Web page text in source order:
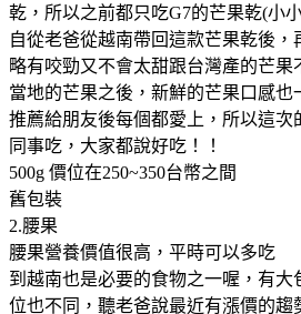
乾，所以之前都只吃G7的芒果乾(小
自從老爸從越南帶回這款芒果乾後，
略有咬勁又不會太甜跟台灣產的芒果
當地的芒果之後，新鮮的芒果口感也
推薦給朋友後每個都愛上，所以這次
同事吃，大家都說好吃！！
500g 價位在250~350台幣之間
舊包裝
2.腰果
腰果營養價值很高，平時可以多吃
到越南也是必要的食物之一喔，有大
位也不同，聽老爸說最近有漲價的趨